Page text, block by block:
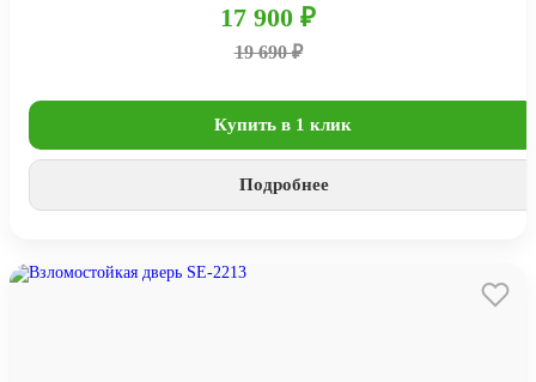
17 900 ₽
19 690 ₽
Купить в 1 клик
Подробнее